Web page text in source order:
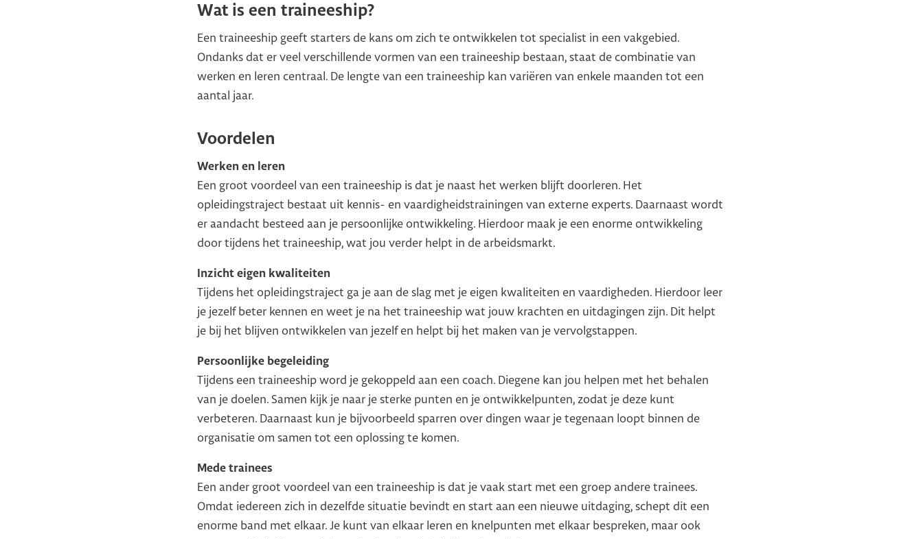
Wat is een traineeship?
Een traineeship geeft starters de kans om zich te ontwikkelen tot specialist in een vakgebied.
Ondanks dat er veel verschillende vormen van een traineeship bestaan, staat de combinatie van
werken en leren centraal. De lengte van een traineeship kan variëren van enkele maanden tot een
aantal jaar.
Voordelen
Werken en leren
Een groot voordeel van een traineeship is dat je naast het werken blijft doorleren. Het
opleidingstraject bestaat uit kennis- en vaardigheidstrainingen van externe experts. Daarnaast wordt
er aandacht besteed aan je persoonlijke ontwikkeling. Hierdoor maak je een enorme ontwikkeling
door tijdens het traineeship, wat jou verder helpt in de arbeidsmarkt.
Inzicht eigen kwaliteiten
Tijdens het opleidingstraject ga je aan de slag met je eigen kwaliteiten en vaardigheden. Hierdoor leer
je jezelf beter kennen en weet je na het traineeship wat jouw krachten en uitdagingen zijn. Dit helpt
je bij het blijven ontwikkelen van jezelf en helpt bij het maken van je vervolgstappen.
Persoonlijke begeleiding
Tijdens een traineeship word je gekoppeld aan een coach. Diegene kan jou helpen met het behalen
van je doelen. Samen kijk je naar je sterke punten en je ontwikkelpunten, zodat je deze kunt
verbeteren. Daarnaast kun je bijvoorbeeld sparren over dingen waar je tegenaan loopt binnen de
organisatie om samen tot een oplossing te komen.
Mede trainees
Een ander groot voordeel van een traineeship is dat je vaak start met een groep andere trainees.
Omdat iedereen zich in dezelfde situatie bevindt en start aan een nieuwe uitdaging, schept dit een
enorme band met elkaar. Je kunt van elkaar leren en knelpunten met elkaar bespreken, maar ook